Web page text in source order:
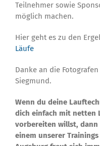
Teilnehmer sowie
möglich machen.
Hier geht es zu den
Läufe
Danke an die
Siegmund.
Wenn du deine
dich einfach mit netten
vorbereiten willst, dann
einem unserer